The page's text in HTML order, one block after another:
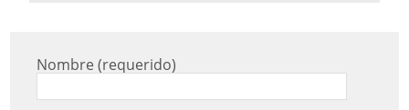
Nombre (requerido)